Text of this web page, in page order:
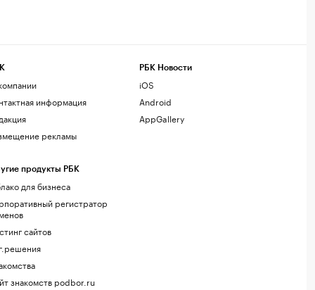
информация
рекламы
продукты РБК
для бизнеса
регистратор
сайтов
знакомств podbor.ru
РБК Новости
iOS
Android
AppGallery